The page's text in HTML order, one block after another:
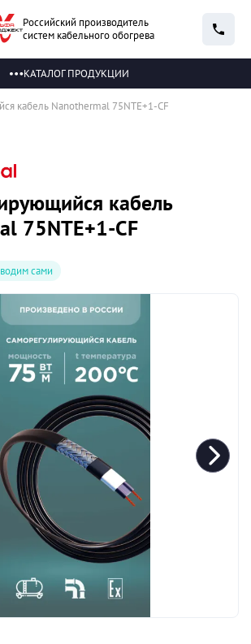
Российский производитель
систем кабельного обогрева
КАТАЛОГ ПРОДУКЦИИ
кабель Nanothermal 75NTE+1-CF
сами
кабель
75NTE+1-CF